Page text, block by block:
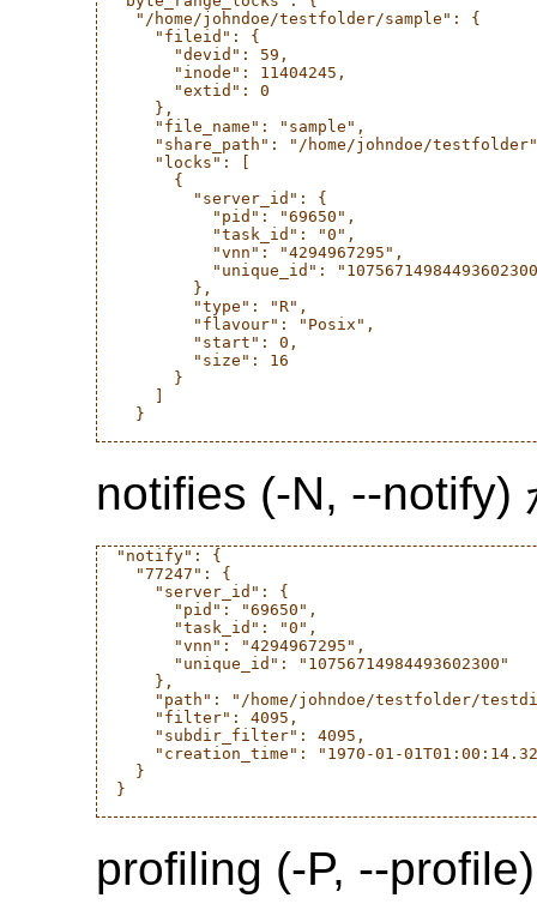
    "/home/johndoe/testfolder/sample": {
      "fileid": {
        "devid": 59,
        "inode": 11404245,
        "extid": 0
      },
      "file_name": "sample",
"share_path": "/home/johndoe/
      "locks": [
        {
          "server_id": {
            "pid": "69650",
            "task_id": "0",
            "vnn": "4294967295",
"unique_id":
          },
          "type": "R",
          "flavour": "Posix",
          "start": 0,
          "size": 16
        }
    }
notifies (-N, --notify)
  "notify": {
    "77247": {
      "server_id": {
        "pid": "69650",
        "task_id": "0",
        "vnn": "4294967295",
        "unique_id": "10756714984493602300"
      },
"path": "/home/johndoe/testfolder/
      "filter": 4095,
      "subdir_filter": 4095,
"creation_time": "1970-01-
    }
  }
profiling (-P, --